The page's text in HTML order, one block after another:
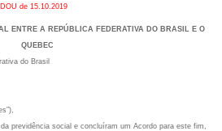
de 15.10.2019
ENTRE A REPÚBLICA FEDERATIVA DO BRASIL E O
QUEBEC
do Brasil
previdência social e concluíram um Acordo para este fim,